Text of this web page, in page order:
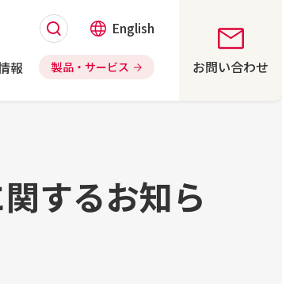
English
報 製品・サービス お問い合わせ
するお知ら